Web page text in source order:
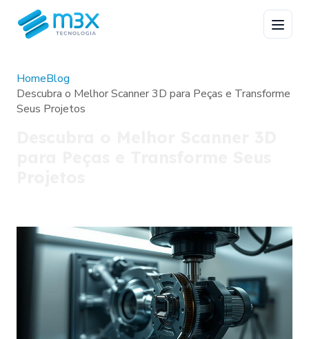
HomeBlog
Descubra o Melhor Scanner 3D para Peças e Transforme
Seus Projetos